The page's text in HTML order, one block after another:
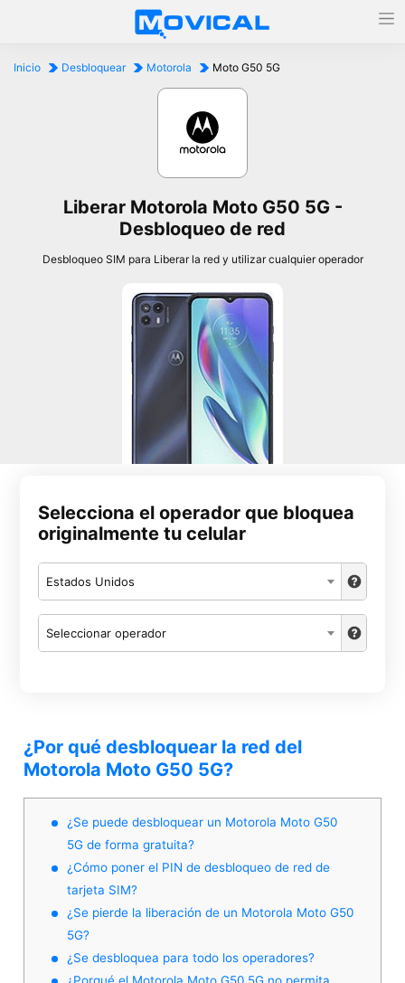
Inicio Desbloquear Motorola Moto G50 5G
Liberar Motorola Moto G50 5G -
Desbloqueo de red
Desbloqueo SIM para Liberar la red y utilizar cualquier operador
Selecciona el operador que bloquea
originalmente tu celular
Estados Unidos
Seleccionar operador
¿Por qué desbloquear la red del
Motorola Moto G50 5G?
¿Se puede desbloquear un Motorola Moto G50
5G de forma gratuita?
¿Cómo poner el PIN de desbloqueo de red de
tarjeta SIM?
¿Se pierde la liberación de un Motorola Moto G50
5G?
¿Se desbloquea para todo los operadores?
¿Porqué el Motorola Moto G50 5G no permita